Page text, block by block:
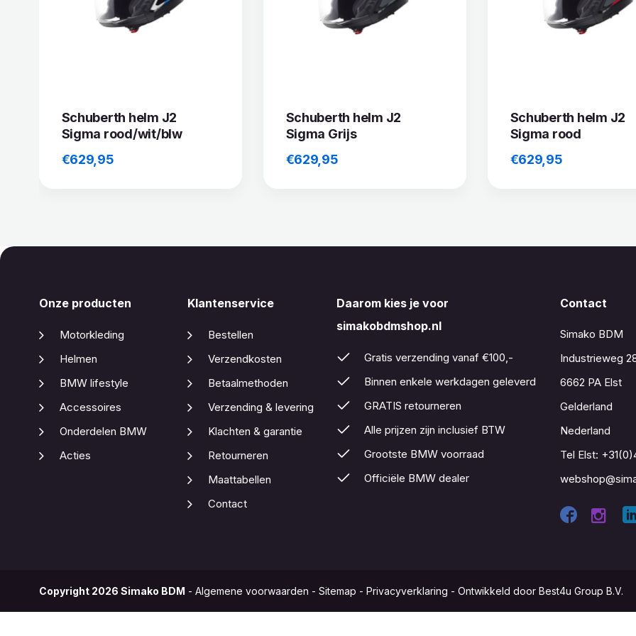
Schuberth helm J2
Sigma rood/wit/blw
€629,95
Schuberth helm J2
Sigma Grijs
€629,95
Schuberth helm J2
Sigma rood
€629,95
Onze producten
Motorkleding
Helmen
BMW lifestyle
Accessoires
Onderdelen BMW
Acties
Klantenservice
Bestellen
Verzendkosten
Betaalmethoden
Verzending & levering
Klachten & garantie
Retourneren
Maattabellen
Contact
Daarom kies je voor
simakobdmshop.nl
Gratis verzending vanaf €100,-
Binnen enkele werkdagen geleverd
GRATIS retourneren
Alle prijzen zijn inclusief BTW
Grootste BMW voorraad
Officiële BMW dealer
Contact
Simako BDM
Industrieweg
6662 PA Elst
Gelderland
Nederland
Tel Elst:
Copyright 2026 Simako BDM - Algemene voorwaarden - Sitemap - Privacyverklaring - Ontwikkeld door Best4u Group B.V.